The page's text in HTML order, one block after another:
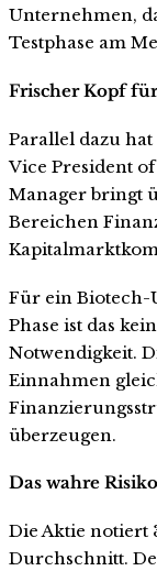
Unternehmen,
Testphase am
Frischer Kopf
Parallel dazu
Vice President
Manager bringt
Bereichen
Für ein
Phase ist das
Notwendigkeit.
Einnahmen
überzeugen.
Das wahre Risiko
Die Aktie notiert
Durchschnitt.